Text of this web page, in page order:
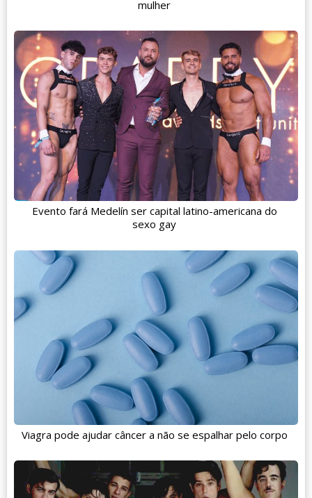
mulher
Evento fará Medelín ser capital latino-americana do
sexo gay
Viagra pode ajudar câncer a não se espalhar pelo corpo